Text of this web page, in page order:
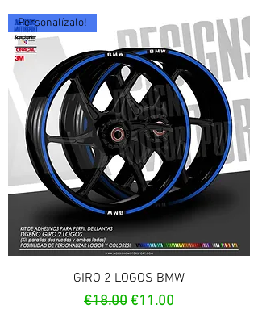
Personalízalo!
GIRO 2 LOGOS BMW
Regular Price
€18.00Sale Price
€11.00